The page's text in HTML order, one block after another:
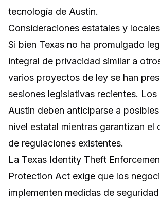
tecnología de Austin.
Consideraciones estatales y locales
Si bien Texas no ha promulgado
integral de privacidad similar a
varios proyectos de ley se han
sesiones legislativas recientes. Los
Austin deben anticiparse a
nivel estatal mientras garantizan el
de regulaciones existentes.
La Texas Identity Theft
Protection Act exige que los
implementen medidas de